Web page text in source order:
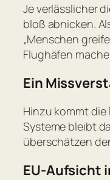
Je verlässlicher
bloß abnicken.
„Menschen
Flughäfen
Ein
Hinzu kommt
Systeme bleibt
überschätzen
EU-Aufsicht